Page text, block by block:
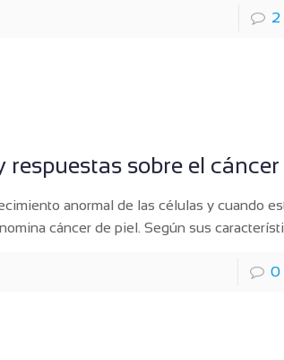
2
respuestas sobre el cáncer
anormal de las células y cuando
cáncer de piel. Según sus
0